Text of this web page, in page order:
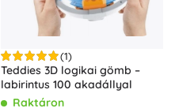
(1)
Teddies 3D logikai gömb –
labirintus 100 akadállyal
Raktáron